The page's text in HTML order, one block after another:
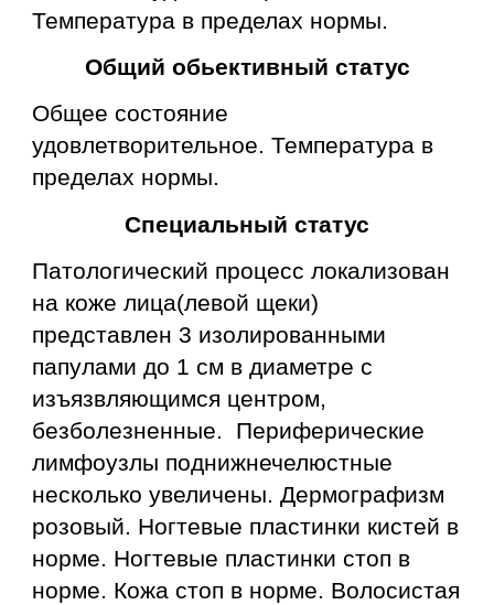
Температура в пределах нормы.
Общий обьективный статус
Общее состояние
удовлетворительное. Температура в
пределах нормы.
Специальный статус
Патологический процесс локализован
на коже лица(левой щеки)
представлен 3 изолированными
папулами до 1 см в диаметре с
изъязвляющимся центром,
безболезненные. Периферические
лимфоузлы поднижнечелюстные
несколько увеличены. Дермографизм
розовый. Ногтевые пластинки кистей в
норме. Ногтевые пластинки стоп в
норме. Кожа стоп в норме. Волосистая